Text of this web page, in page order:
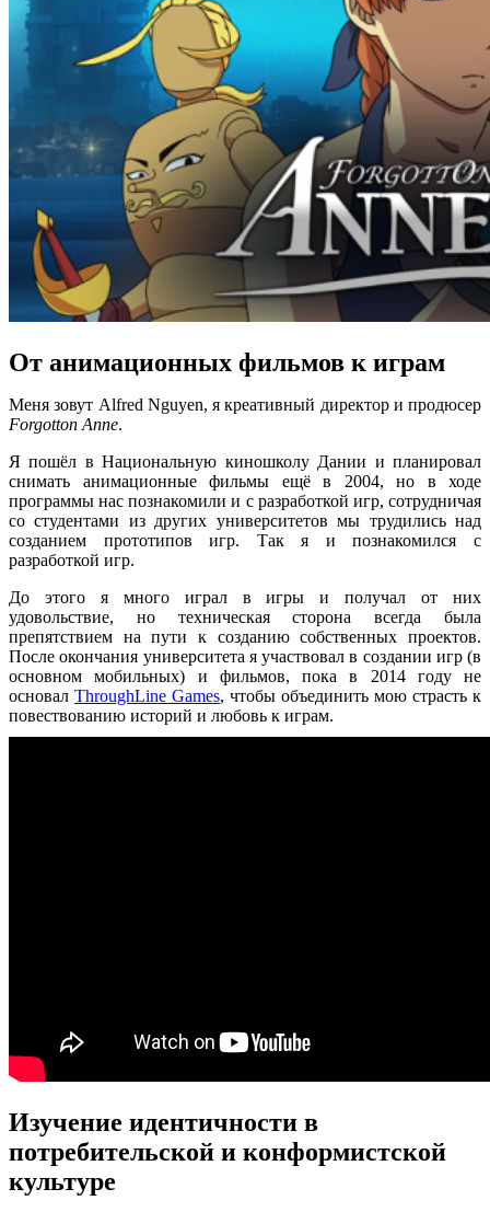
От анимационных фильмов к играм
Меня зовут Alfred Nguyen, я креативный директор и продюсер
Forgotton Anne.
Я пошёл в Национальную киношколу Дании и планировал
снимать анимационные фильмы ещё в 2004, но в ходе
программы нас познакомили и с разработкой игр, сотрудничая
со студентами из других университетов мы трудились над
созданием прототипов игр. Так я и познакомился с
разработкой игр.
До этого я много играл в игры и получал от них
удовольствие, но техническая сторона всегда была
препятствием на пути к созданию собственных проектов.
После окончания университета я участвовал в создании игр (в
основном мобильных) и фильмов, пока в 2014 году не
основал ThroughLine Games, чтобы объединить мою страсть к
повествованию историй и любовь к играм.
Изучение идентичности в
потребительской и конформистской
культуре